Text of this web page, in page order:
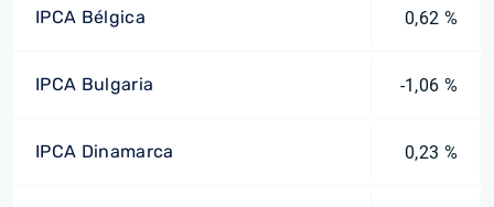
IPCA Bélgica 0,62 %
IPCA Bulgaria -1,06 %
IPCA Dinamarca 0,23 %